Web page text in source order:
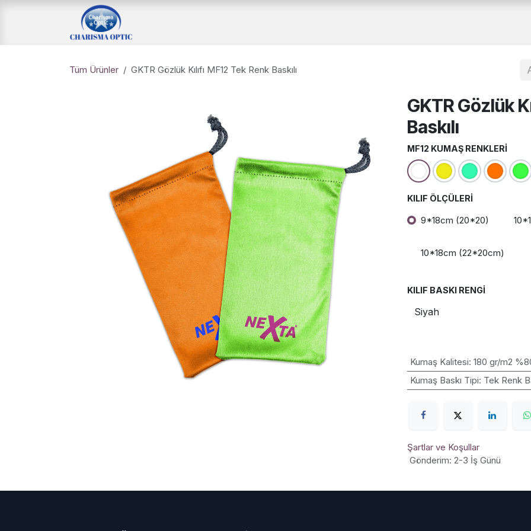
Tüm Ürünler GKTR Gözlük Kılıfı MF12 Tek Renk Baskılı
GKTR Gözlük
Baskılı
MF12 KUMAŞ RENKLERI
KILIF ÖLÇÜLERI
9*18cm (20*20)
10*18cm (22*20cm)
KILIF BASKI RENGI
Kumaş Kalitesi: 180 gr/m2
Kumaş Baskı Tipi: Tek Renk
Şartlar ve Koşullar
Gönderim: 2-3 İş Günü